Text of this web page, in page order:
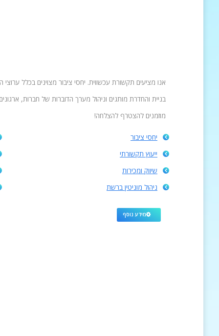
אנו מציעים תקשורת עכשווית. יחסי ציבור מצוינים בכלל
בניית והחדרת מותגים וניהול מערך הדוברות של חברות,
מוזמנים להצטרף להצלחה!
יחסי ציבור
ייעוץ תקשורתי
שיווק ומכירות
ניהול מוניטין ברשת
מידע נוסף